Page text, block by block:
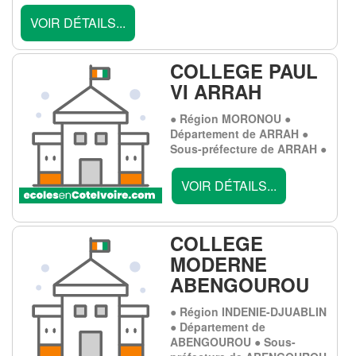
VOIR DÉTAILS...
COLLEGE PAUL
VI ARRAH
● Région MORONOU ●
Département de ARRAH ●
Sous-préfecture de ARRAH ●
VOIR DÉTAILS...
COLLEGE
MODERNE
ABENGOUROU
● Région INDENIE-DJUABLIN
● Département de
ABENGOUROU ● Sous-